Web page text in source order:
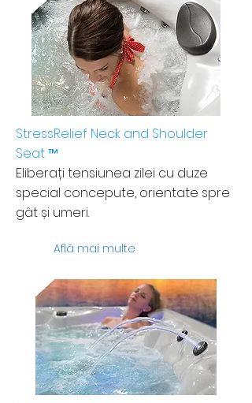
StressRelief Neck and Shoulder
Seat ™
Eliberați tensiunea zilei cu duze
special concepute, orientate spre
gât și umeri.
Află mai multe